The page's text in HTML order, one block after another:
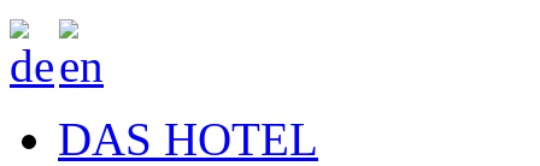
DAS HOTEL